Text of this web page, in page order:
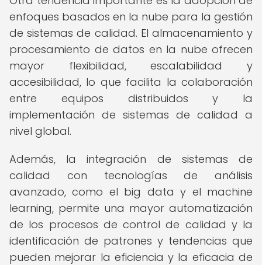
enfoques basados en la nube para la gestión
de sistemas de calidad. El almacenamiento y
procesamiento de datos en la nube ofrecen
mayor flexibilidad, escalabilidad y
accesibilidad, lo que facilita la colaboración
entre equipos distribuidos y la
implementación de sistemas de calidad a
nivel global.
Además, la integración de sistemas de
calidad con tecnologías de análisis
avanzado, como el big data y el machine
learning, permite una mayor automatización
de los procesos de control de calidad y la
identificación de patrones y tendencias que
pueden mejorar la eficiencia y la eficacia de